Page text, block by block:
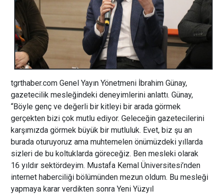
tgrthaber.com Genel Yayın Yönetmeni İbrahim Günay,
gazetecilik mesleğindeki deneyimlerini anlattı. Günay,
“Böyle genç ve değerli bir kitleyi bir arada görmek
gerçekten bizi çok mutlu ediyor. Geleceğin gazetecilerini
karşımızda görmek büyük bir mutluluk. Evet, biz şu an
burada oturuyoruz ama muhtemelen önümüzdeki yıllarda
sizleri de bu koltuklarda göreceğiz. Ben mesleki olarak
16 yıldır sektördeyim. Mustafa Kemal Üniversitesi’nden
internet haberciliği bölümünden mezun oldum. Bu mesleği
yapmaya karar verdikten sonra Yeni Yüzyıl